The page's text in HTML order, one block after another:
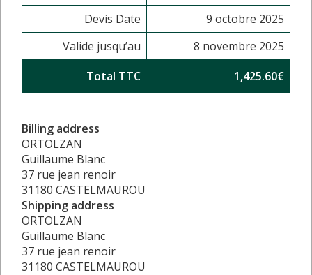
Devis Date
9 octobre 2025
Valide jusqu’au
8 novembre 2025
Total TTC
1,425.60€
Billing address
ORTOLZAN
Guillaume Blanc
37 rue jean renoir
31180 CASTELMAUROU
Shipping address
ORTOLZAN
Guillaume Blanc
37 rue jean renoir
31180 CASTELMAUROU